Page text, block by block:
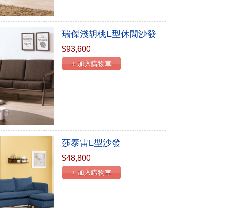
瑞傑淺胡桃L型休閒沙發
$93,600
+ 加入購物車
莎泰雷L型沙發
$48,800
+ 加入購物車